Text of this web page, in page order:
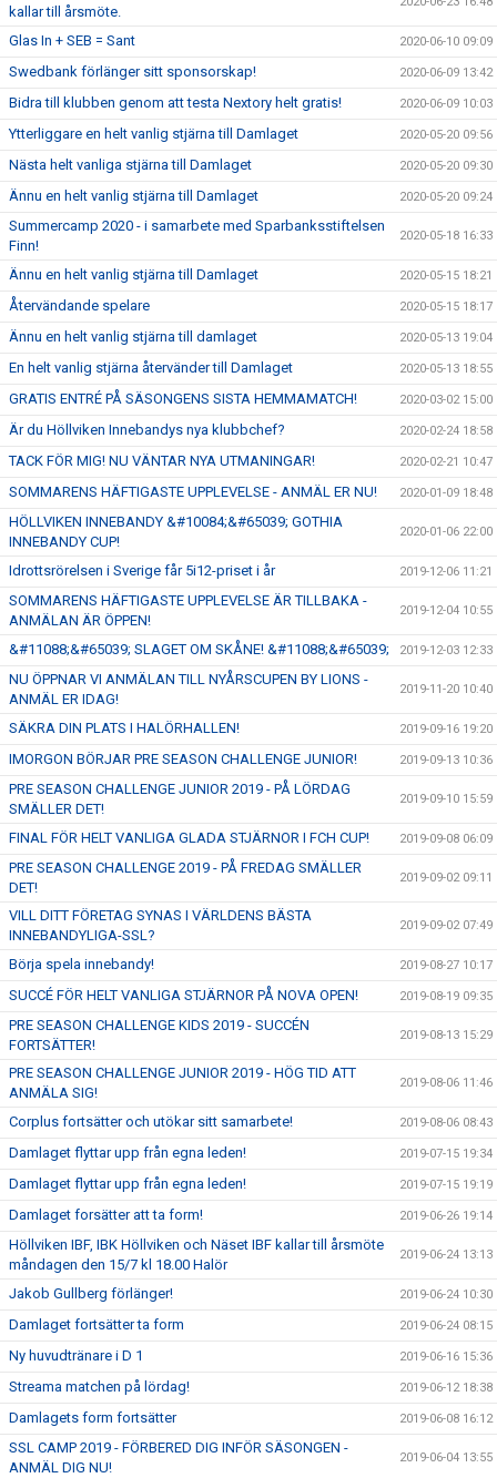
kallar till årsmöte.
Glas In + SEB = Sant 2020-06-10 09:09
Swedbank förlänger sitt sponsorskap! 2020-06-09 13:42
Bidra till klubben genom att testa Nextory helt gratis! 2020-06-09 10:03
Ytterliggare en helt vanlig stjärna till Damlaget 2020-05-20 09:56
Nästa helt vanliga stjärna till Damlaget 2020-05-20 09:30
Ännu en helt vanlig stjärna till Damlaget 2020-05-20 09:24
Summercamp 2020 - i samarbete med Sparbanksstiftelsen
Finn!
2020-05-18 16:33
Ännu en helt vanlig stjärna till Damlaget 2020-05-15 18:21
Återvändande spelare 2020-05-15 18:17
Ännu en helt vanlig stjärna till damlaget 2020-05-13 19:04
En helt vanlig stjärna återvänder till Damlaget 2020-05-13 18:55
GRATIS ENTRÉ PÅ SÄSONGENS SISTA HEMMAMATCH! 2020-03-02 15:00
Är du Höllviken Innebandys nya klubbchef? 2020-02-24 18:58
TACK FÖR MIG! NU VÄNTAR NYA UTMANINGAR! 2020-02-21 10:47
SOMMARENS HÄFTIGASTE UPPLEVELSE - ANMÄL ER NU! 2020-01-09 18:48
HÖLLVIKEN INNEBANDY &#10084;&#65039; GOTHIA
INNEBANDY CUP!
2020-01-06 22:00
Idrottsrörelsen i Sverige får 5i12-priset i år 2019-12-06 11:21
SOMMARENS HÄFTIGASTE UPPLEVELSE ÄR TILLBAKA -
ANMÄLAN ÄR ÖPPEN!
2019-12-04 10:55
&#11088;&#65039; SLAGET OM SKÅNE! &#11088;&#65039; 2019-12-03 12:33
NU ÖPPNAR VI ANMÄLAN TILL NYÅRSCUPEN BY LIONS -
ANMÄL ER IDAG!
2019-11-20 10:40
SÄKRA DIN PLATS I HALÖRHALLEN! 2019-09-16 19:20
IMORGON BÖRJAR PRE SEASON CHALLENGE JUNIOR! 2019-09-13 10:36
PRE SEASON CHALLENGE JUNIOR 2019 - PÅ LÖRDAG
SMÄLLER DET!
2019-09-10 15:59
FINAL FÖR HELT VANLIGA GLADA STJÄRNOR I FCH CUP! 2019-09-08 06:09
PRE SEASON CHALLENGE 2019 - PÅ FREDAG SMÄLLER
DET!
2019-09-02 09:11
VILL DITT FÖRETAG SYNAS I VÄRLDENS BÄSTA
INNEBANDYLIGA-SSL?
2019-09-02 07:49
Börja spela innebandy! 2019-08-27 10:17
SUCCÉ FÖR HELT VANLIGA STJÄRNOR PÅ NOVA OPEN! 2019-08-19 09:35
PRE SEASON CHALLENGE KIDS 2019 - SUCCÉN
FORTSÄTTER!
2019-08-13 15:29
PRE SEASON CHALLENGE JUNIOR 2019 - HÖG TID ATT
ANMÄLA SIG!
2019-08-06 11:46
Corplus fortsätter och utökar sitt samarbete! 2019-08-06 08:43
Damlaget flyttar upp från egna leden! 2019-07-15 19:34
Damlaget flyttar upp från egna leden! 2019-07-15 19:19
Damlaget forsätter att ta form! 2019-06-26 19:14
Höllviken IBF, IBK Höllviken och Näset IBF kallar till årsmöte
måndagen den 15/7 kl 18.00 Halör
2019-06-24 13:13
Jakob Gullberg förlänger! 2019-06-24 10:30
Damlaget fortsätter ta form 2019-06-24 08:15
Ny huvudtränare i D 1 2019-06-16 15:36
Streama matchen på lördag! 2019-06-12 18:38
Damlagets form fortsätter 2019-06-08 16:12
SSL CAMP 2019 - FÖRBERED DIG INFÖR SÄSONGEN -
ANMÄL DIG NU!
2019-06-04 13:55